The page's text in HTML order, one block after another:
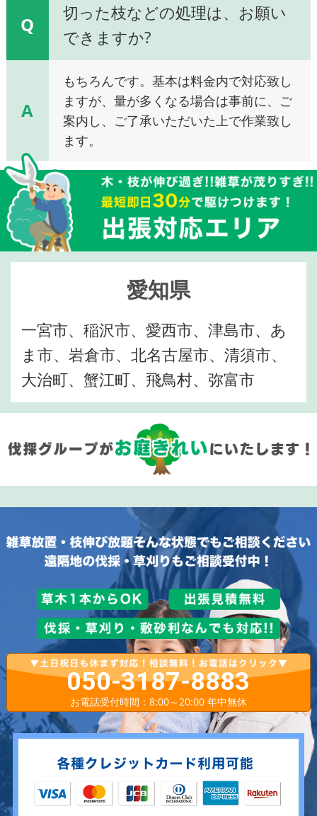
Q
切った枝などの処理は、お願い
できますか?
A
もちろんです。基本は料金内で対応致し
ますが、量が多くなる場合は事前に、ご
案内し、ご了承いただいた上で作業致し
ます。
愛知県
一宮市、稲沢市、愛西市、津島市、あ
ま市、岩倉市、北名古屋市、清須市、
大治町、蟹江町、飛鳥村、弥富市
050-3187-8883
お電話受付時間：8:00～20:00 年中無休